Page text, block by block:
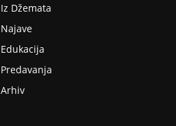
Iz Džemata
Najave
Edukacija
Predavanja
Arhiv